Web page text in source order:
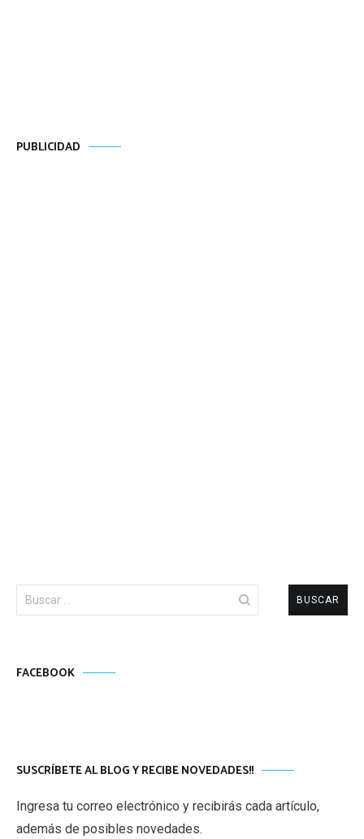
PUBLICIDAD
Buscar:
FACEBOOK
SUSCRÍBETE AL BLOG Y RECIBE NOVEDADES!!
Ingresa tu correo electrónico y recibirás cada artículo,
además de posibles novedades.